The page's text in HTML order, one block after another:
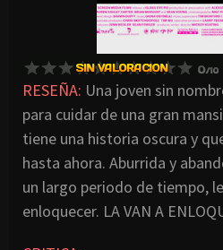
RESEÑA: Una joven sin
para cuidar de una gran
tiene una historia oscura y
hasta ahora. Aburrida y
un largo periodo de tiempo,
enloquecer. LA VAN A